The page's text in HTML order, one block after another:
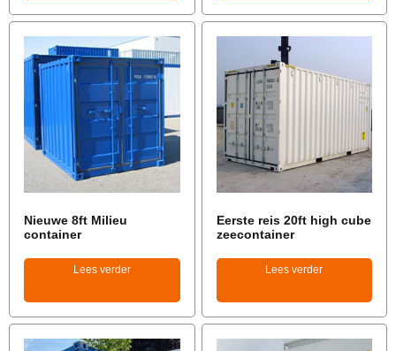
Nieuwe 8ft Milieu
container
Lees verder
Eerste reis 20ft high cube
zeecontainer
Lees verder